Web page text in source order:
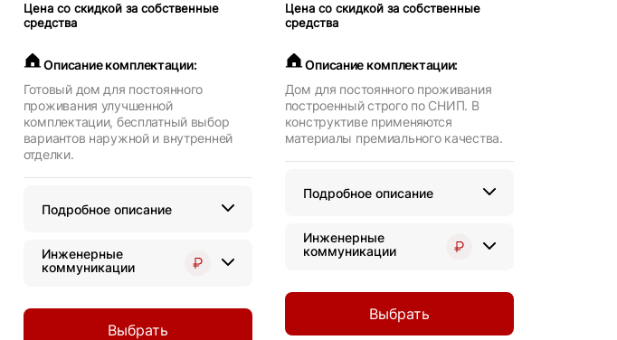
Цена со скидкой за собственные
средства
Описание комплектации:
Готовый дом для постоянного
проживания улучшенной
комплектации, бесплатный выбор
вариантов наружной и внутренней
отделки.
Подробное описание
Инженерные
коммуникации
Выбрать
Цена со скидкой за собственные
средства
Описание комплектации:
Дом для постоянного проживания
построенный строго по СНИП. В
конструктиве применяются
материалы премиального качества.
Подробное описание
Инженерные
коммуникации
Выбрать